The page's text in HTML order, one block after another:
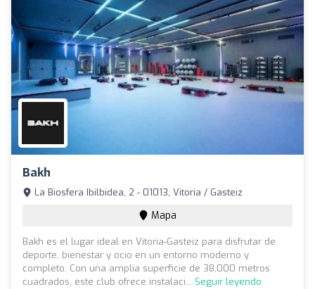
Bakh
La Biosfera Ibilbidea, 2 - 01013, Vitoria / Gasteiz
Mapa
Bakh es el lugar ideal en Vitoria-Gasteiz para disfrutar de
deporte, bienestar y ocio en un entorno moderno y
completo. Con una amplia superficie de 38,000 metros
cuadrados, este club ofrece instalaci... Seguir leyendo